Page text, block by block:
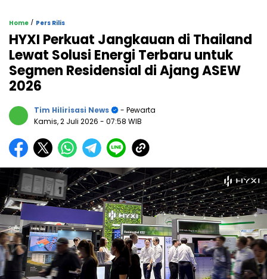
Home / Pers Rilis
HYXI Perkuat Jangkauan di Thailand
Lewat Solusi Energi Terbaru untuk
Segmen Residensial di Ajang ASEW
2026
Tim Hilirisasi News
- Pewarta
Kamis, 2 Juli 2026 - 07:58 WIB